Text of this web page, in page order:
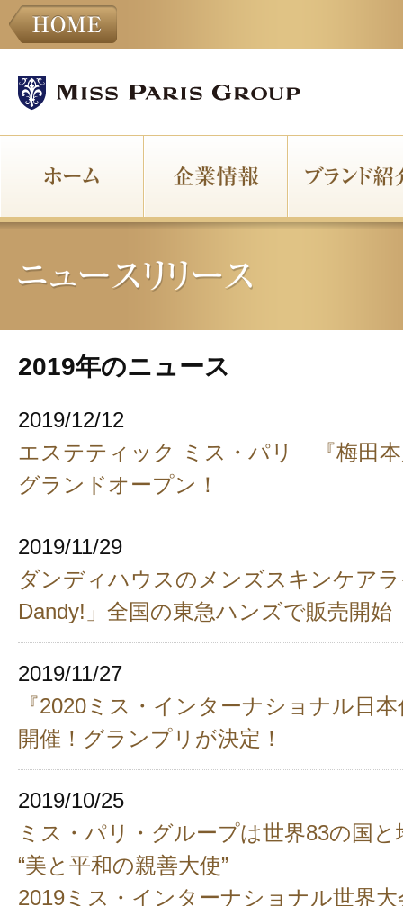
2019年のニュース
2019/12/12
エステティック ミス・パリ 『梅田本
グランドオープン！
2019/11/29
ダンディハウスのメンズスキンケア
Dandy!」全国の東急ハンズで販売開始
2019/11/27
『2020ミス・インターナショナル日
開催！グランプリが決定！
2019/10/25
ミス・パリ・グループは世界83の国
“美と平和の親善大使”
2019ミス・インターナショナル世界